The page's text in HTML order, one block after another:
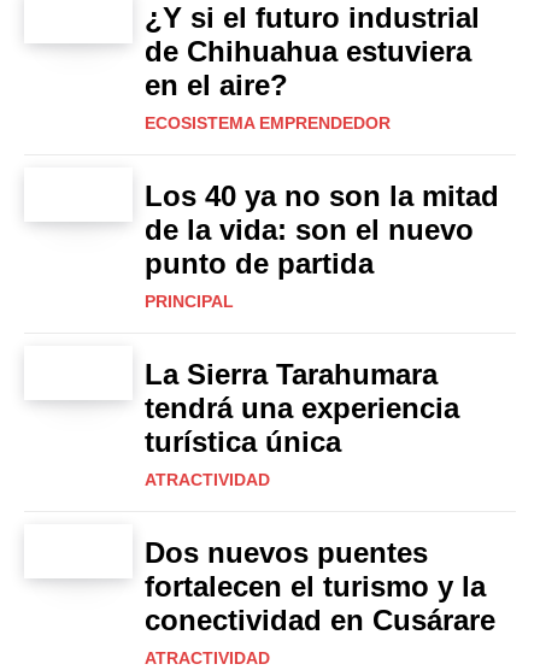
¿Y si el futuro industrial
de Chihuahua estuviera
en el aire?
ECOSISTEMA EMPRENDEDOR
Los 40 ya no son la mitad
de la vida: son el nuevo
punto de partida
PRINCIPAL
La Sierra Tarahumara
tendrá una experiencia
turística única
ATRACTIVIDAD
Dos nuevos puentes
fortalecen el turismo y la
conectividad en Cusárare
ATRACTIVIDAD